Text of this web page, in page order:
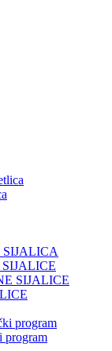
SIJALICE
program
program